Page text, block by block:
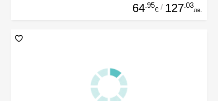
64.95
€ / 127.03
лв.